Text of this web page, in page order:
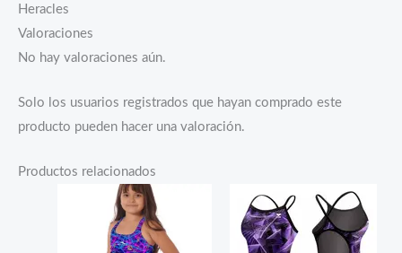
Heracles
Valoraciones
No hay valoraciones aún.
Solo los usuarios registrados que hayan comprado este
producto pueden hacer una valoración.
Productos relacionados